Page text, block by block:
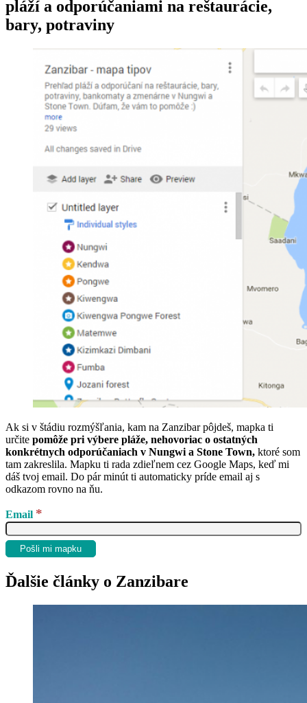
pláží a odporúčaniami na reštaurácie,
bary, potraviny
Ak si v štádiu rozmýšľania, kam na Zanzibar pôjdeš, mapka ti
určite pomôže pri výbere pláže, nehovoriac o ostatných
konkrétnych odporúčaniach v Nungwi a Stone Town, ktoré som
tam zakreslila. Mapku ti rada zdieľnem cez Google Maps, keď mi
dáš tvoj email. Do pár minút ti automaticky príde email aj s
odkazom rovno na ňu.
Email *
Ďalšie články o Zanzibare